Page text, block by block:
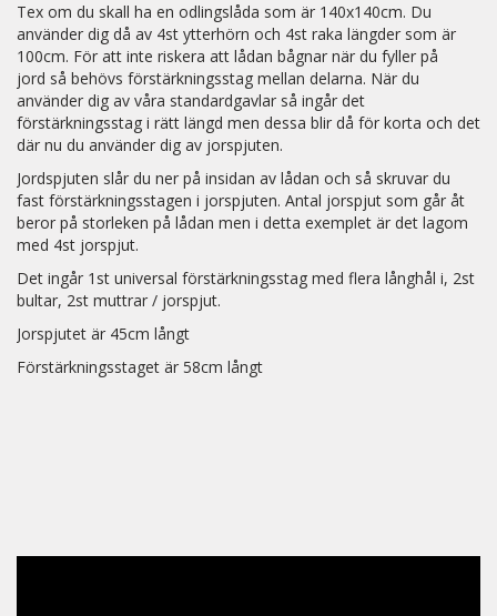
Tex om du skall ha en odlingslåda som är 140x140cm. Du
använder dig då av 4st ytterhörn och 4st raka längder som är
100cm. För att inte riskera att lådan bågnar när du fyller på
jord så behövs förstärkningsstag mellan delarna. När du
använder dig av våra standardgavlar så ingår det
förstärkningsstag i rätt längd men dessa blir då för korta och det
där nu du använder dig av jorspjuten.
Jordspjuten slår du ner på insidan av lådan och så skruvar du
fast förstärkningsstagen i jorspjuten. Antal jorspjut som går åt
beror på storleken på lådan men i detta exemplet är det lagom
med 4st jorspjut.
Det ingår 1st universal förstärkningsstag med flera långhål i, 2st
bultar, 2st muttrar / jorspjut.
Jorspjutet är 45cm långt
Förstärkningsstaget är 58cm långt